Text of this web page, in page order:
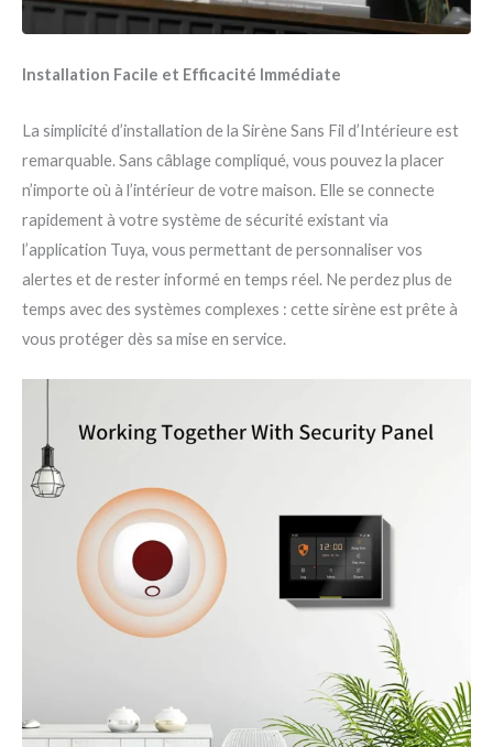
Installation Facile et Efficacité Immédiate
La simplicité d’installation de la Sirène Sans Fil d’Intérieure est
remarquable. Sans câblage compliqué, vous pouvez la placer
n’importe où à l’intérieur de votre maison. Elle se connecte
rapidement à votre système de sécurité existant via
l’application Tuya, vous permettant de personnaliser vos
alertes et de rester informé en temps réel. Ne perdez plus de
temps avec des systèmes complexes : cette sirène est prête à
vous protéger dès sa mise en service.